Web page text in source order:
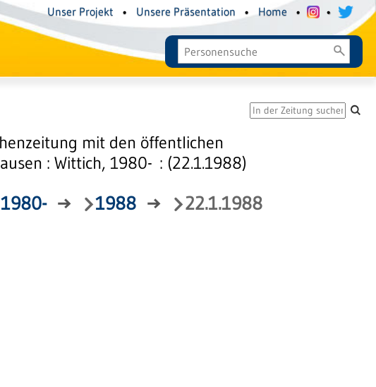
Unser Projekt • Unsere Präsentation • Home • •
mit den öffentlichen
: Wittich, 1980- : (22.1.1988)
→ 1988 → 22.1.1988